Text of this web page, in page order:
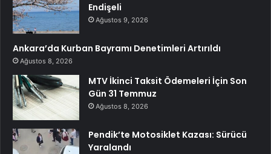
Endişeli
Ağustos 9, 2026
Ankara’da Kurban Bayramı Denetimleri Artırıldı
Ağustos 8, 2026
MTV İkinci Taksit Ödemeleri İçin Son
Gün 31 Temmuz
Ağustos 8, 2026
Pendik’te Motosiklet Kazası: Sürücü
Yaralandı